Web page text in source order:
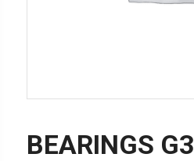
BEARINGS G3